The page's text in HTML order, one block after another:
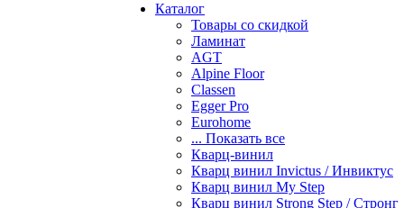
Каталог
Товары со скидкой
Ламинат
AGT
Alpine Floor
Classen
Egger Pro
Eurohome
... Показать все
Кварц-винил
Кварц винил Invictus / Инвиктус
Кварц винил My Step
Кварц винил Strong Step / Стронг